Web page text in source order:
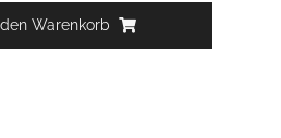
Warenkorb